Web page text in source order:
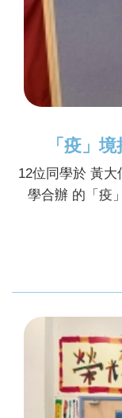
「疫」
12位同學於 黃
學合辦 的「疫